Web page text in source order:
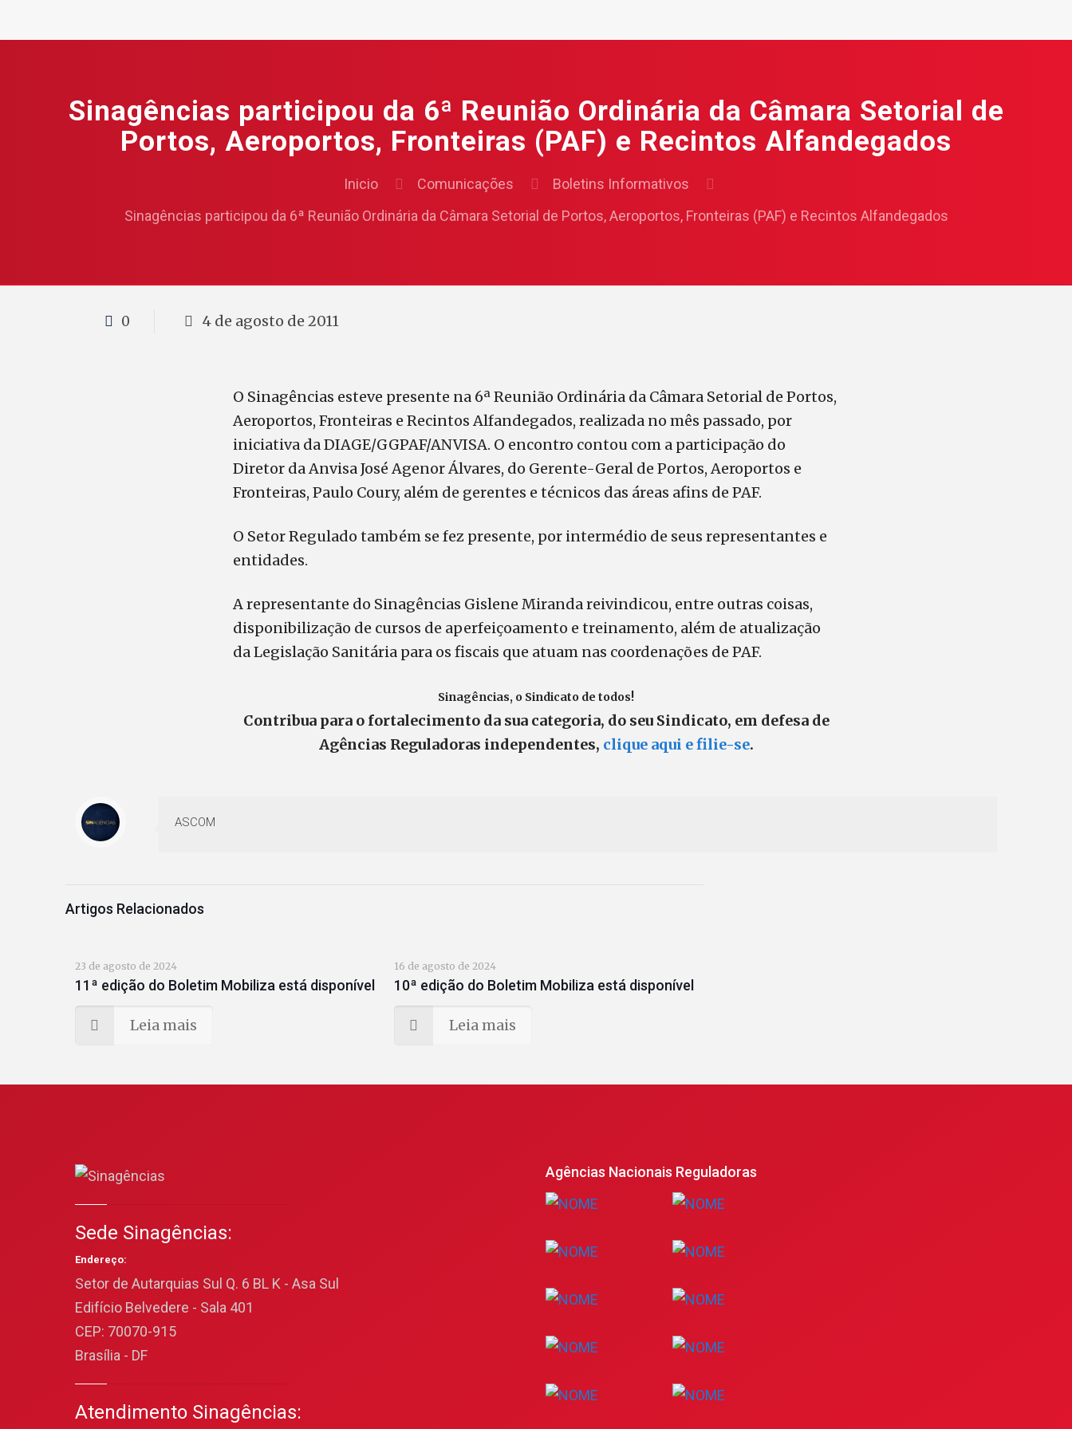
Sinagências participou da 6ª Reunião Ordinária da Câmara Setorial de
Portos, Aeroportos, Fronteiras (PAF) e Recintos Alfandegados
Inicio Comunicações
Boletins Informativos
Sinagências participou da 6ª Reunião Ordinária da Câmara Setorial de Portos, Aeroportos, Fronteiras (PAF) e Recintos Alfandegados
0 4 de agosto de 2011
O Sinagências esteve presente na 6ª Reunião Ordinária da Câmara Setorial de Portos,
Aeroportos, Fronteiras e Recintos Alfandegados, realizada no mês passado, por
iniciativa da DIAGE/GGPAF/ANVISA. O encontro contou com a participação do
Diretor da Anvisa José Agenor Álvares, do Gerente-Geral de Portos, Aeroportos e
Fronteiras, Paulo Coury, além de gerentes e técnicos das áreas afins de PAF.
O Setor Regulado também se fez presente, por intermédio de seus representantes e
entidades.
A representante do Sinagências Gislene Miranda reivindicou, entre outras coisas,
disponibilização de cursos de aperfeiçoamento e treinamento, além de atualização
da Legislação Sanitária para os fiscais que atuam nas coordenações de PAF.
Sinagências, o Sindicato de todos!
Contribua para o fortalecimento da sua categoria, do seu Sindicato, em defesa de
Agências Reguladoras independentes, clique aqui e filie-se.
ASCOM
Artigos Relacionados
23 de agosto de 2024
11ª edição do Boletim Mobiliza está disponível
Leia mais
16 de agosto de 2024
10ª edição do Boletim Mobiliza está disponível
Leia mais
Sede Sinagências:
Endereço:
Setor de Autarquias Sul Q. 6 BL K - Asa Sul
Edifício Belvedere - Sala 401
CEP: 70070-915
Brasília - DF
Atendimento Sinagências:
Agências Nacionais Reguladoras